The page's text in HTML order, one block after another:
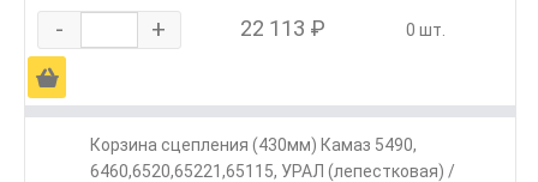
- + 22 113 ₽ 0 шт.
Ä
Корзина сцепления (430мм) Камаз 5490,
6460,6520,65221,65115, УРАЛ (лепестковая) /